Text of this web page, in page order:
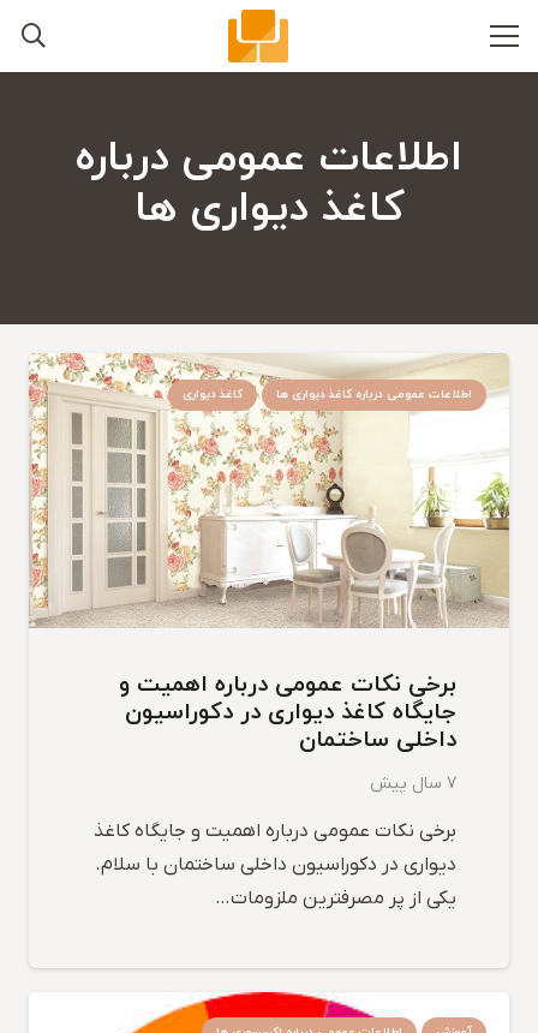
اطلاعات عمومی درباره
کاغذ دیواری ها
اطلاعات عمومی درباره کاغذ دیواری ها کاغذ دیواری
برخی نکات عمومی درباره اهمیت و
جایگاه کاغذ دیواری در دکوراسیون
داخلی ساختمان
7 سال پیش
برخی نکات عمومی درباره اهمیت و جایگاه کاغذ
دیواری در دکوراسیون داخلی ساختمان با سلام.
یکی از پر مصرفترین ملزومات…